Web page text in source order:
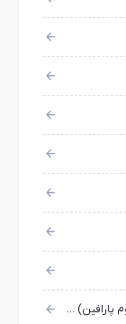
میرزان صادرات ماده نرمال پارافین، پارافین جامد (موم پارافین) چقدر است؟